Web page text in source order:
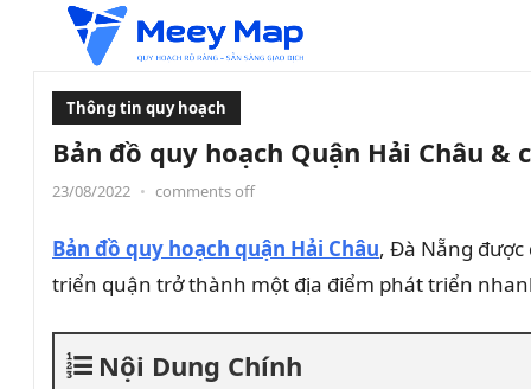
Thông tin quy hoạch
Bản đồ quy hoạch Quận Hải Châu
23/08/2022 • comments off
Bản đồ quy hoạch quận Hải Châu, Đà Nẵng
triển quận trở thành một địa điểm phát triển
Nội Dung Chính